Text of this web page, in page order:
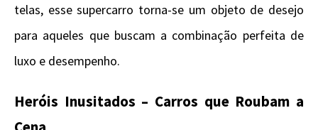
telas, esse supercarro torna-se um objeto de desejo
para aqueles que buscam a combinação perfeita de
luxo e desempenho.
Heróis Inusitados – Carros que Roubam a